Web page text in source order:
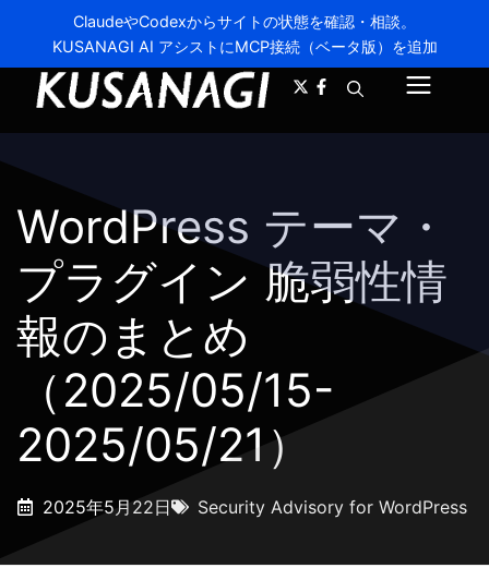
ClaudeやCodexからサイトの状態を確認・相談。
KUSANAGI AI アシストにMCP接続（ベータ版）を追加
ニ
WordPress テーマ・
プラグイン 脆弱性情
報のまとめ
（2025/05/15-
2025/05/21）
2025年5月22日 Security Advisory for WordPress
A- A+